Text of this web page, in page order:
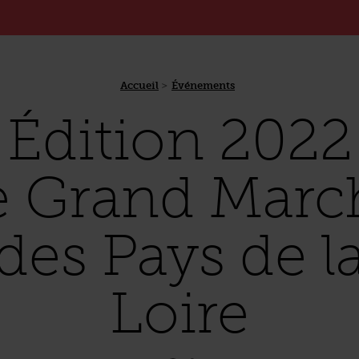
Accueil Événements
Édition 2022
Grand
Pays de
Loire